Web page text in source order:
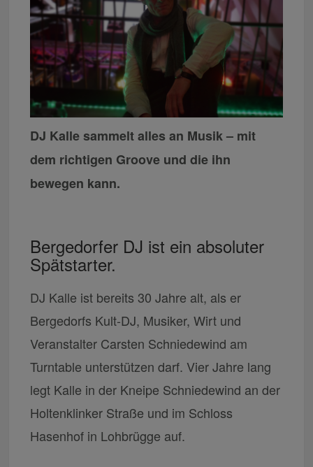
DJ Kalle sammelt alles an Musik – mit
dem richtigen Groove und die ihn
bewegen kann.
Bergedorfer DJ ist ein absoluter
Spätstarter.
DJ Kalle ist bereits 30 Jahre alt, als er
Bergedorfs Kult-DJ, Musiker, Wirt und
Veranstalter Carsten Schniedewind am
Turntable unterstützen darf. Vier Jahre lang
legt Kalle in der Kneipe Schniedewind an der
Holtenklinker Straße und im Schloss
Hasenhof in Lohbrügge auf.